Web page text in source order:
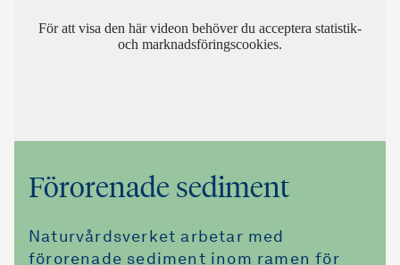
Förorenade sediment
Naturvårdsverket arbetar med
förorenade sediment inom ramen för
För att visa den här videon behöver du acceptera statistik-
och marknadsföringscookies.